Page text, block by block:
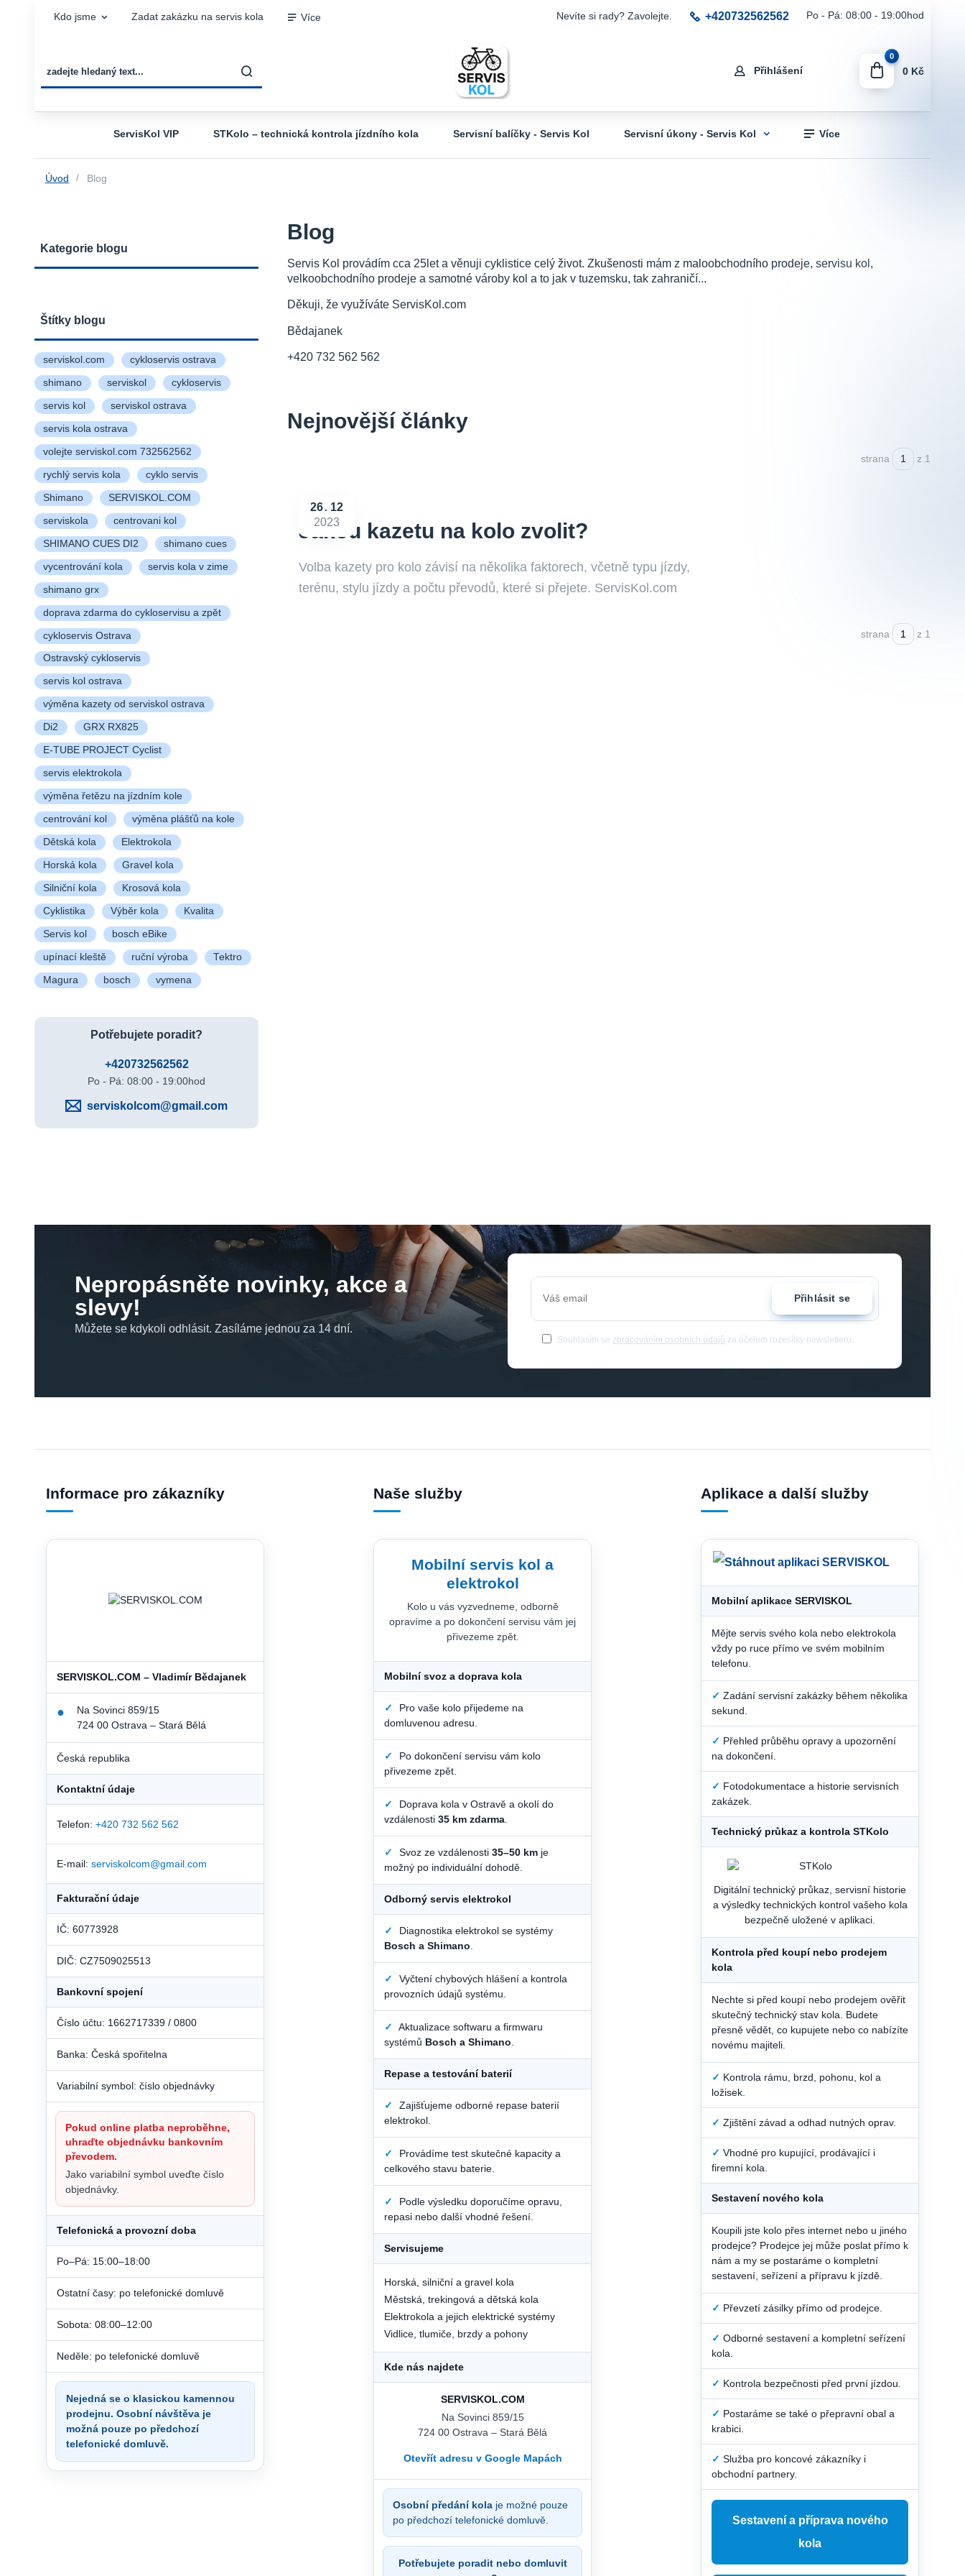
Kdo jsme Zadat zakázku na servis kola Více
Přihlášení
Nevíte si rady? Zavolejte. +420732562562 Po - Pá: 08:00 - 19:00hod
0
0 Kč
ServisKol VIP STKolo – technická kontrola jízdního kola Servisní balíčky - Servis Kol Servisní úkony - Servis Kol Více
Úvod Blog
Kategorie blogu
Štítky blogu
serviskol.com cykloservis ostrava
shimano serviskol cykloservis
servis kol serviskol ostrava
servis kola ostrava
volejte serviskol.com 732562562
rychlý servis kola cyklo servis
Shimano SERVISKOL.COM
serviskola centrovani kol
SHIMANO CUES DI2 shimano cues
vycentrování kola servis kola v zime
shimano grx
doprava zdarma do cykloservisu a zpět
cykloservis Ostrava
Ostravský cykloservis
servis kol ostrava
výměna kazety od serviskol ostrava
Di2 GRX RX825
E-TUBE PROJECT Cyclist
servis elektrokola
výměna řetězu na jízdním kole
centrování kol výměna plášťů na kole
Dětská kola Elektrokola
Horská kola Gravel kola
Silniční kola Krosová kola
Cyklistika Výběr kola Kvalita
Servis kol bosch eBike
upínací kleště ruční výroba Tektro
Magura bosch vymena
Potřebujete poradit?
+420732562562
Po - Pá: 08:00 - 19:00hod
serviskolcom@gmail.com
Blog
Servis Kol provádím cca 25let a věnuji cyklistice celý život. Zkušenosti mám z maloobchodního prodeje, servisu kol,
velkoobchodního prodeje a samotné vároby kol a to jak v tuzemsku, tak zahraničí...
Děkuji, že využíváte ServisKol.com
Bědajanek
+420 732 562 562
Nejnovější články
strana z 1
Jakou kazetu na kolo zvolit?
26
12
2023
Volba kazety pro kolo závisí na několika faktorech, včetně typu jízdy,
terénu, stylu jízdy a počtu převodů, které si přejete. ServisKol.com
strana z 1
Nepropásněte novinky, akce a
slevy!
Můžete se kdykoli odhlásit. Zasíláme jednou za 14 dní.
Přihlásit se
Souhlasím se zpracováním osobních údajů za účelem rozesílky newsletteru.
Informace pro zákazníky
SERVISKOL.COM – Vladimír Bědajanek
●
Na Sovinci 859/15
724 00 Ostrava – Stará Bělá
Česká republika
Kontaktní údaje
Telefon: +420 732 562 562
E-mail: serviskolcom@gmail.com
Fakturační údaje
IČ: 60773928
DIČ: CZ7509025513
Bankovní spojení
Číslo účtu: 1662717339 / 0800
Banka: Česká spořitelna
Variabilní symbol: číslo objednávky
Pokud online platba neproběhne,
uhraďte objednávku bankovním
převodem.
Jako variabilní symbol uveďte číslo
objednávky.
Telefonická a provozní doba
Po–Pá: 15:00–18:00
Ostatní časy: po telefonické domluvě
Sobota: 08:00–12:00
Neděle: po telefonické domluvě
Nejedná se o klasickou kamennou
prodejnu. Osobní návštěva je
možná pouze po předchozí
telefonické domluvě.
Naše služby
Mobilní servis kol a
elektrokol
Kolo u vás vyzvedneme, odborně
opravíme a po dokončení servisu vám jej
přivezeme zpět.
Mobilní svoz a doprava kola
✓
Pro vaše kolo přijedeme na
domluvenou adresu.
✓
Po dokončení servisu vám kolo
přivezeme zpět.
✓
Doprava kola v Ostravě a okolí do
vzdálenosti 35 km zdarma
✓ Svoz ze vzdálenosti 35–50 km je
možný po individuální dohodě.
Odborný servis elektrokol
✓
Diagnostika elektrokol se systémy
Bosch a Shimano
✓
Vyčtení chybových hlášení a kontrola
provozních údajů systému.
✓
Aktualizace softwaru a firmwaru
systémů Bosch a Shimano
Repase a testování baterií
✓
Zajišťujeme odborné repase baterií
elektrokol.
✓
Provádíme test skutečné kapacity a
celkového stavu baterie.
✓
Podle výsledku doporučíme opravu,
repasi nebo další vhodné řešení.
Servisujeme
Horská, silniční a gravel kola
Městská, trekingová a dětská kola
Elektrokola a jejich elektrické systémy
Vidlice, tlumiče, brzdy a pohony
Kde nás najdete
SERVISKOL.COM
Na Sovinci 859/15
724 00 Ostrava – Stará Bělá
Otevřít adresu v Google Mapách
Osobní předání kola je možné pouze
po předchozí telefonické domluvě.
Potřebujete poradit nebo domluvit
Aplikace a další služby
Mobilní aplikace SERVISKOL
Mějte servis svého kola nebo elektrokola
vždy po ruce přímo ve svém mobilním
telefonu.
✓ Zadání servisní zakázky během několika
sekund.
✓ Přehled průběhu opravy a upozornění
na dokončení.
✓ Fotodokumentace a historie servisních
zakázek.
Technický průkaz a kontrola STKolo
Digitální technický průkaz, servisní historie
a výsledky technických kontrol vašeho kola
bezpečně uložené v aplikaci.
Kontrola před koupí nebo prodejem
kola
Nechte si před koupí nebo prodejem ověřit
skutečný technický stav kola. Budete
přesně vědět, co kupujete nebo co nabízíte
novému majiteli.
✓ Kontrola rámu, brzd, pohonu, kol a
ložisek.
✓ Zjištění závad a odhad nutných oprav.
✓ Vhodné pro kupující, prodávající i
firemní kola.
Sestavení nového kola
Koupili jste kolo přes internet nebo u jiného
prodejce? Prodejce jej může poslat přímo k
nám a my se postaráme o kompletní
sestavení, seřízení a přípravu k jízdě.
✓ Převzetí zásilky přímo od prodejce.
✓ Odborné sestavení a kompletní seřízení
kola.
✓ Kontrola bezpečnosti před první jízdou.
✓ Postaráme se také o přepravní obal a
krabici.
✓ Služba pro koncové zákazníky i
obchodní partnery.
Sestavení a příprava nového
kola